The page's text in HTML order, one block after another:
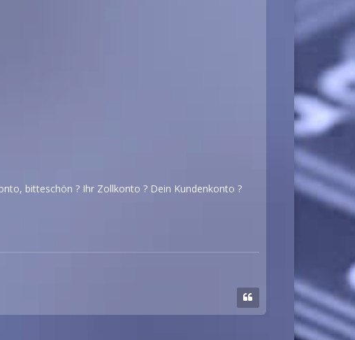
bitteschön ? Ihr Zollkonto ? Dein Kundenkonto ?